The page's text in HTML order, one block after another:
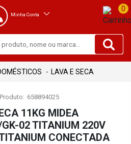
Minha Conta
0
LAVA E SECA
658894025
11KG MIDEA
02 TITANIUM 220V
CONECTADA